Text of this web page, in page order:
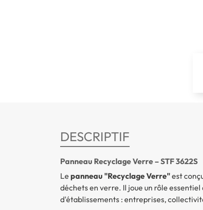
DESCRIPTIF
Panneau Recyclage Verre – STF 3622S
Le panneau "Recyclage Verre"est
déchets en verre. Il joue un rôle
d'établissements : entreprises,